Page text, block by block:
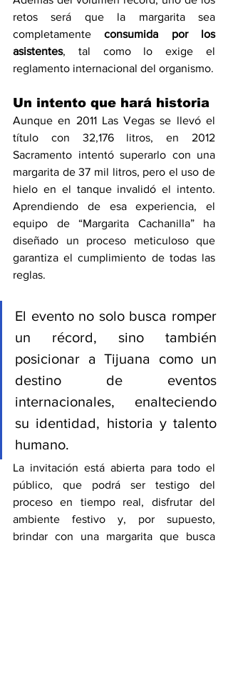
retos será que la margarita sea
completamente consumida por los
asistentes, tal como lo exige el
reglamento internacional del organismo.
Un intento que hará historia
Aunque en 2011 Las Vegas se llevó el
título con 32,176 litros, en 2012
Sacramento intentó superarlo con una
margarita de 37 mil litros, pero el uso de
hielo en el tanque invalidó el intento.
Aprendiendo de esa experiencia, el
equipo de “Margarita Cachanilla” ha
diseñado un proceso meticuloso que
garantiza el cumplimiento de todas las
reglas.
El evento no solo busca romper
un récord, sino también
posicionar a Tijuana como un
destino de eventos
internacionales, enalteciendo
su identidad, historia y talento
humano.
La invitación está abierta para todo el
público, que podrá ser testigo del
proceso en tiempo real, disfrutar del
ambiente festivo y, por supuesto,
brindar con una margarita que busca